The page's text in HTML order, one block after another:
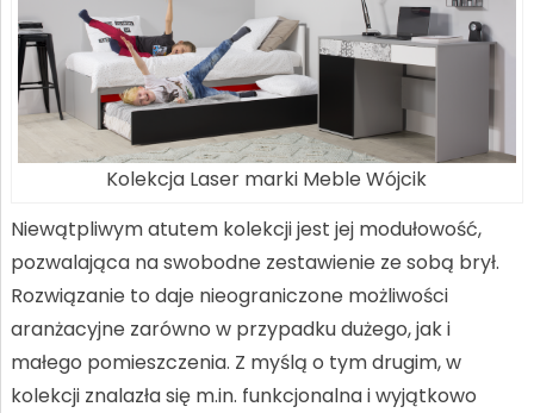
Kolekcja Laser marki Meble Wójcik
Niewątpliwym atutem kolekcji jest jej modułowość,
pozwalająca na swobodne zestawienie ze sobą brył.
Rozwiązanie to daje nieograniczone możliwości
aranżacyjne zarówno w przypadku dużego, jak i
małego pomieszczenia. Z myślą o tym drugim, w
kolekcji znalazła się m.in. funkcjonalna i wyjątkowo